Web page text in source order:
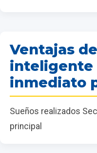
Ventajas
inteligente
inmediato
Sueños realizados
principal